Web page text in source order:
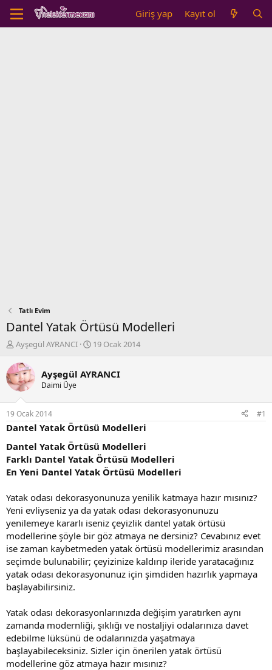
Giriş yap Kayıt ol
Tatlı Evim
Dantel Yatak Örtüsü Modelleri
K
n
b
u
y
u
b
a
l
a
t
n
Ayşegül AYRANCI
B
l
ı
ç
t
a
r
i
i
19 Ocak 2014
Ayşegül AYRANCI
Daimi Üye
19 Ocak 2014 #1
Dantel Yatak Örtüsü Modelleri
Dantel Yatak Örtüsü Modelleri
Farklı Dantel Yatak Örtüsü Modelleri
En Yeni Dantel Yatak Örtüsü Modelleri
Yatak odası dekorasyonunuza yenilik katmaya hazır mısınız?
Yeni evliyseniz ya da yatak odası dekorasyonunuzu
yenilemeye kararlı iseniz çeyizlik dantel yatak örtüsü
modellerine şöyle bir göz atmaya ne dersiniz? Cevabınız evet
ise zaman kaybetmeden yatak örtüsü modellerimiz arasından
seçimde bulunabilir; çeyizinize kaldırıp ileride yaratacağınız
yatak odası dekorasyonunuz için şimdiden hazırlık yapmaya
başlayabilirsiniz.
Yatak odası dekorasyonlarınızda değişim yaratırken aynı
zamanda modernliği, şıklığı ve nostaljiyi odalarınıza davet
edebilme lüksünü de odalarınızda yaşatmaya
başlayabileceksiniz. Sizler için önerilen yatak örtüsü
modellerine göz atmaya hazır mısınız?